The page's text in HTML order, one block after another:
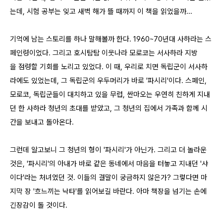
는데, 시험 공부는 잊고 새벽 해가 뜰 때까지 이 책을 읽었을까...
기억에 남는 스토리를 하나 말해볼까 한다. 1960~70년대 사하라는 스
페인령이었다. 그리고 호시탐탐 이웃나라 모로코는 서사하라 지방
을 점령할 기회를 노리고 있었다. 이 때, 우리로 치면 독립군이 서사하
라에도 있었는데, 그 독립군의 우두머리가 바로 '파시리'이다. 스페인,
모로코, 독립군들이 대치하고 있을 무렵, 싼마오는 우연히 친하게 지내
던 한 사하라 청년의 초대를 받았고, 그 청년의 집에서 가족과 함께 시
간을 보내고 돌아온다.
그런데 알고보니 그 청년의 형이 '파시리'가 아닌가. 그리고 더 놀라운
것은, '파시리'의 아내가 바로 같은 동네에서 마음을 터놓고 지내던 '샤
이다'라는 처녀였던 것. 이들의 결말이 궁금하지 않은가? 그렇다면 마
지막 장 '흐느끼는 낙타'를 읽어보길 바란다. 아마 책장을 넘기는 손에
긴장감이 돌 것이다.